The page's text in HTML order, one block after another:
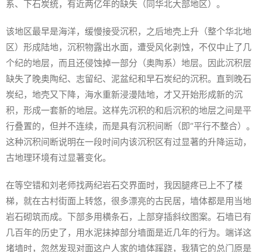
系、下石炭统，有近两亿年的缺失（同华北大部地区）。
该地区最早是海洋，缓慢接受沉积，之后地壳上升（整个华北地
区）形成陆地，沉积物露出水面，遭受风化剥蚀，不仅中止了几
个纪的地层，而且还侵蚀掉一部分（奥陶系）地层。因此沉积层
缺失了晚奥陶纪、志留纪、泥盆纪和早石炭纪的沉积。直到晚石
炭纪，地壳又下降，海水重新浸漫陆地，才又开始形成新的沉
积，形成一套新的地层。这样先沉积的和后沉积的地层之间是平
行叠置的，但并不连续，而是具有沉积间断（即“平行不整合）。
这种沉积间断说明在一段时间内该沉积区有过显著的升降运动，
古地理环境有过显著变化。
在等空错和刘老师找两纪岩石交界面时，我因腿疼已上不了楼
梯，就在古村街面上转悠，很多漂亮的古民居，墙体都是用当地
岩石砌筑而成。下部多用横条石，上部穿插斜纹图案。石墙已有
几百年的历史了，用水泥抹掉部分墙面是近几年的行为。端详这
堵墙时，忽然发现对面这户人家的墙体蹊跷，我猜它的总门原是